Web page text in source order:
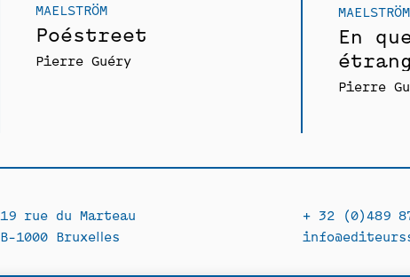
MAELSTRÖM
Poéstreet
Pierre Guéry
MAELSTRÖM
En
Pierre
19 rue du Marteau
B-1000 Bruxelles
+ 32 (0)489